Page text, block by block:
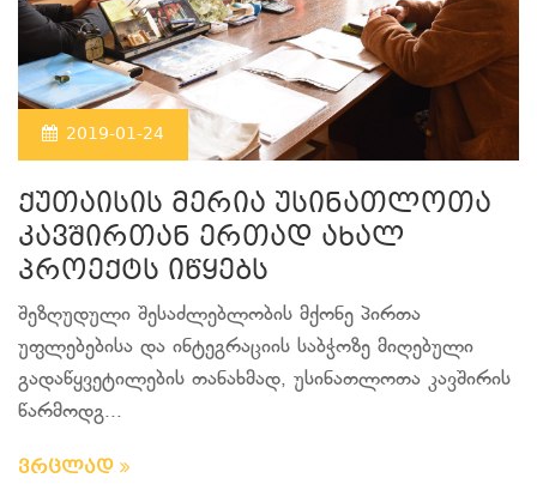
2019-01-24
ქუთაისის მერია უსინათლოთა
კავშირთან ერთად ახალ
პროექტს იწყებს
შეზღუდული შესაძლებლობის მქონე პირთა
უფლებებისა და ინტეგრაციის საბჭოზე მიღებული
გადაწყვეტილების თანახმად, უსინათლოთა კავშირის
წარმოდგ...
ვრცლად